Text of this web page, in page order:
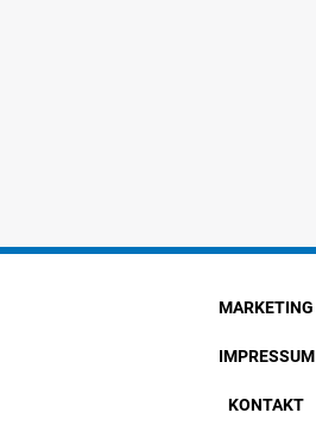
MARKETING
IMPRESSUM
KONTAKT